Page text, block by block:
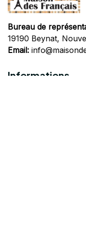
Bureau de
19190 Beynat,
Email:
Informations